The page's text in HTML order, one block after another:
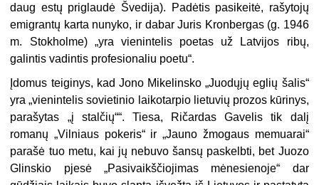
daug estų priglaudė Švedija). Padėtis pasikeitė, rašytojų
emigrantų karta nunyko, ir dabar Juris Kronbergas (g. 1946
m. Stokholme) „yra vienintelis poetas už Latvijos ribų,
galintis vadintis profesionaliu poetu“.
Įdomus teiginys, kad Jono Mikelinsko „Juodųjų eglių šalis“
yra „vienintelis sovietinio laikotarpio lietuvių prozos kūrinys,
parašytas „į stalčių““. Tiesa, Ričardas Gavelis tik dalį
romanų „Vilniaus pokeris“ ir „Jauno žmogaus memuarai“
parašė tuo metu, kai jų nebuvo šansų paskelbti, bet Juozo
Glinskio pjesė „Pasivaikščiojimas mėnesienoje“ dar